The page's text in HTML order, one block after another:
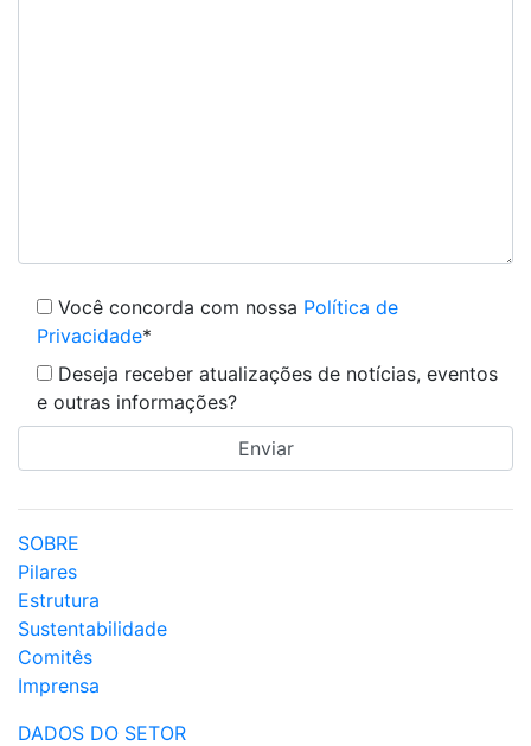
Você concorda com nossa Política de
Privacidade*
Deseja receber atualizações de notícias, eventos
e outras informações?
SOBRE
Pilares
Estrutura
Sustentabilidade
Comitês
Imprensa
DADOS DO SETOR